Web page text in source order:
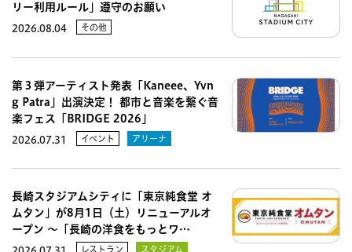
リー利用ルール」遵守のお願い
2026.08.04 その他
第３弾アーティスト発表「Kaneee、Yvn
g Patra」出演決定！ 都市と音楽を繋ぐ音
楽フェス「BRIDGE 2026」
2026.07.31 イベント アリーナ
長崎スタジアムシティに「東京純食堂 オ
ムタン」が8月1日（土）リニューアルオ
ープン 〜「長崎の洋食をもっとワ…
レストラン スタジアム